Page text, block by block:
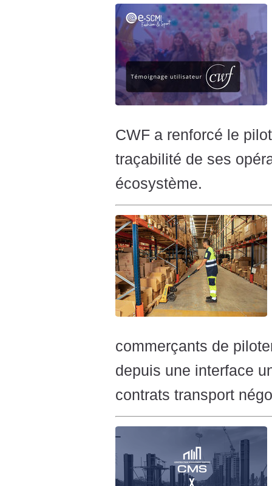
CWF a renforcé le
traçabilité de ses
écosystème.
commerçants de
depuis une interface
contrats transport